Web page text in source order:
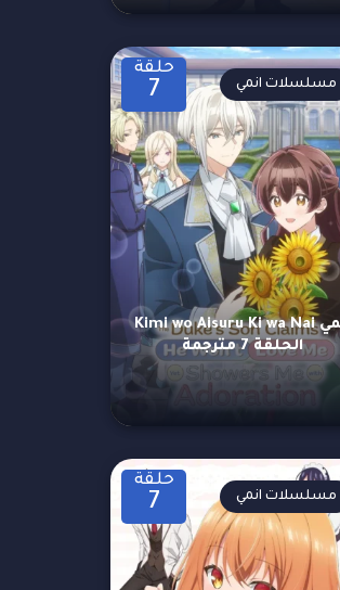
حلقة
7
انمي Kimi wo Aisuru Ki wa Nai
الحلقة 7 مترجمة
مسلسلات انمي
حلقة
7 مسلسلات انمي